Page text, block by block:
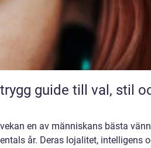
en av människans bästa
år. Deras lojalitet, intelligens